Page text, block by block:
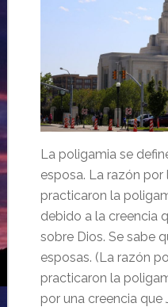
La poligamia se
esposa. La razón
practicaron la
debido a la creencia
sobre Dios. Se sabe
esposas. (La razón
practicaron la
por una creencia